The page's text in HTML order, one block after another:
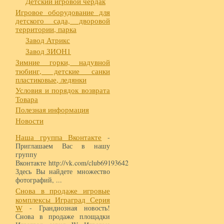
Игровое оборудование для
детского сада, дворовой
территории, парка
Завод Атрикс
Завод ЗИОН1
Зимние горки, надувной
тюбинг, детские санки
пластиковые, ледянки
Условия и порядок возврата
Товара
Полезная информация
Новости
Наша группа Вконтакте -
Приглашаем Вас в нашу
группу
Вконтакте http://vk.com/club69193642
Здесь Вы найдете множество
фотографий, ...
Снова в продаже игровые
комплексы Играград Серия
W - Грандиозная новость!
Снова в продаже площадки